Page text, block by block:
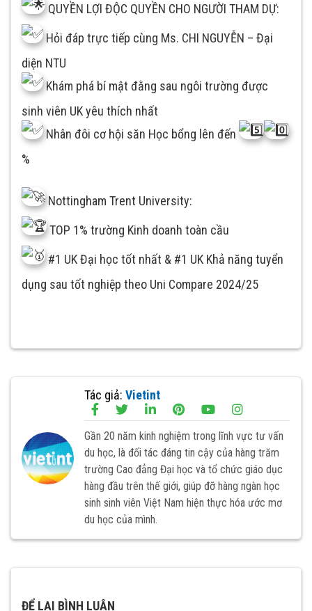
QUYỀN LỢI ĐỘC QUYỀN CHO NGƯỜI THAM DỰ:
Hỏi đáp trực tiếp cùng Ms. CHI NGUYỄN – Đại
diện NTU
Khám phá bí mật đằng sau ngôi trường được
sinh viên UK yêu thích nhất
Nhân đôi cơ hội săn Học bổng lên đến
%
Nottingham Trent University:
TOP 1% trường Kinh doanh toàn cầu
#1 UK Đại học tốt nhất & #1 UK Khả năng tuyển
dụng sau tốt nghiệp theo Uni Compare 2024/25
Tác giả: Vietint
Gần 20 năm kinh nghiệm trong lĩnh vực tư vấn
du học, là đối tác đáng tin cậy của hàng trăm
trường Cao đẳng Đại học và tổ chức giáo dục
hàng đầu trên thế giới, giúp đỡ hàng ngàn học
sinh sinh viên Việt Nam hiện thực hóa ước mơ
du học của mình.
ĐỂ LẠI BÌNH LUẬN